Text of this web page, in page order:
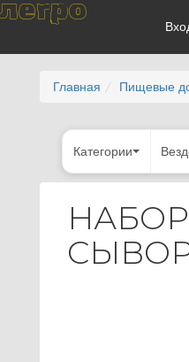
Главная Пищевые
Категории
НАБОР